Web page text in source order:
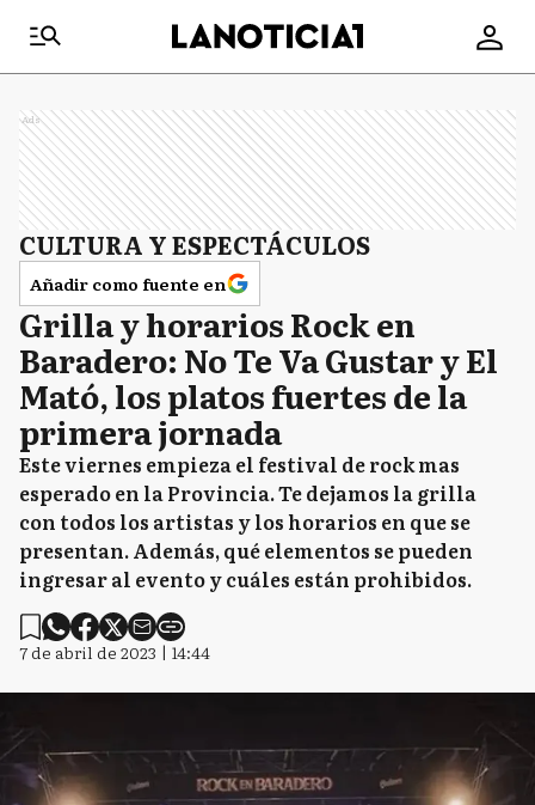
Ads
CULTURA Y ESPECTÁCULOS
Añadir como fuente en
Grilla y horarios Rock en
Baradero: No Te Va Gustar y El
Mató, los platos fuertes de la
primera jornada
Este viernes empieza el festival de rock mas
esperado en la Provincia. Te dejamos la grilla
con todos los artistas y los horarios en que se
presentan. Además, qué elementos se pueden
ingresar al evento y cuáles están prohibidos.
7 de abril de 2023 | 14:44